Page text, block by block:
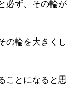
必ず、その輪が
の輪を大きくし
ことになると思